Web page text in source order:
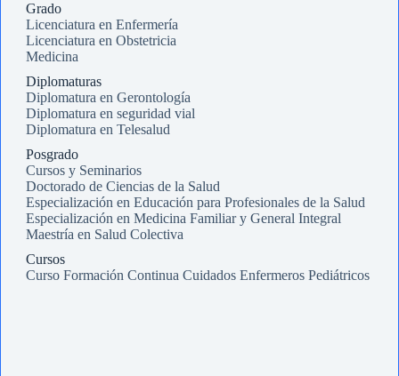
Grado
Licenciatura en Enfermería
Licenciatura en Obstetricia
Medicina
Diplomaturas
Diplomatura en Gerontología
Diplomatura en seguridad vial
Diplomatura en Telesalud
Posgrado
Cursos y Seminarios
Doctorado de Ciencias de la Salud
Especialización en Educación para Profesionales de la Salud
Especialización en Medicina Familiar y General Integral
Maestría en Salud Colectiva
Cursos
Curso Formación Continua Cuidados Enfermeros Pediátricos